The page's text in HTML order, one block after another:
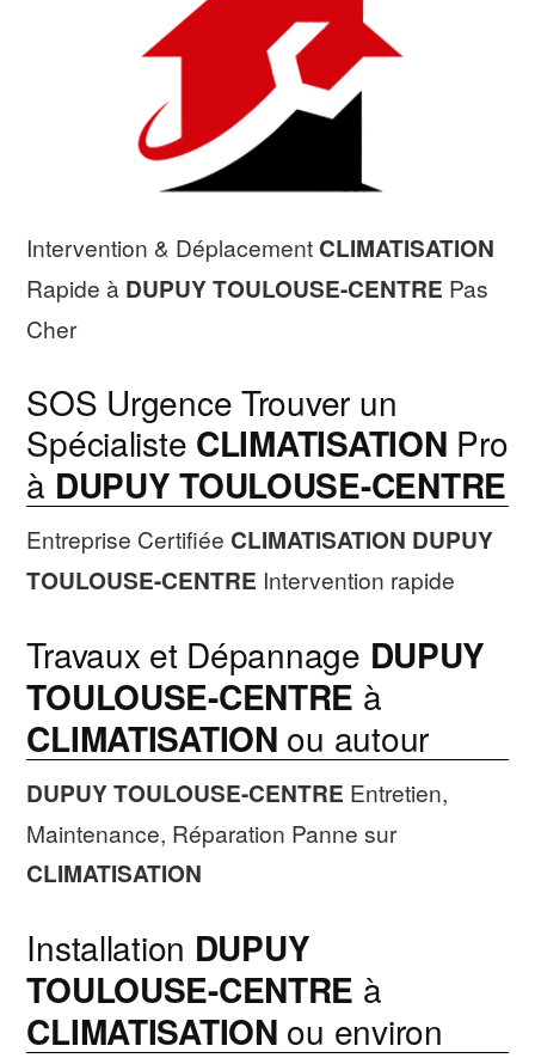
Intervention & Déplacement CLIMATISATION
Rapide à DUPUY TOULOUSE-CENTRE Pas
Cher
SOS Urgence Trouver un
Spécialiste CLIMATISATION Pro
à DUPUY TOULOUSE-CENTRE
Entreprise Certifiée CLIMATISATION DUPUY
TOULOUSE-CENTRE Intervention rapide
Travaux et Dépannage DUPUY
TOULOUSE-CENTRE à
CLIMATISATION ou autour
DUPUY TOULOUSE-CENTRE Entretien,
Maintenance, Réparation Panne sur
CLIMATISATION
Installation DUPUY
TOULOUSE-CENTRE à
CLIMATISATION ou environ